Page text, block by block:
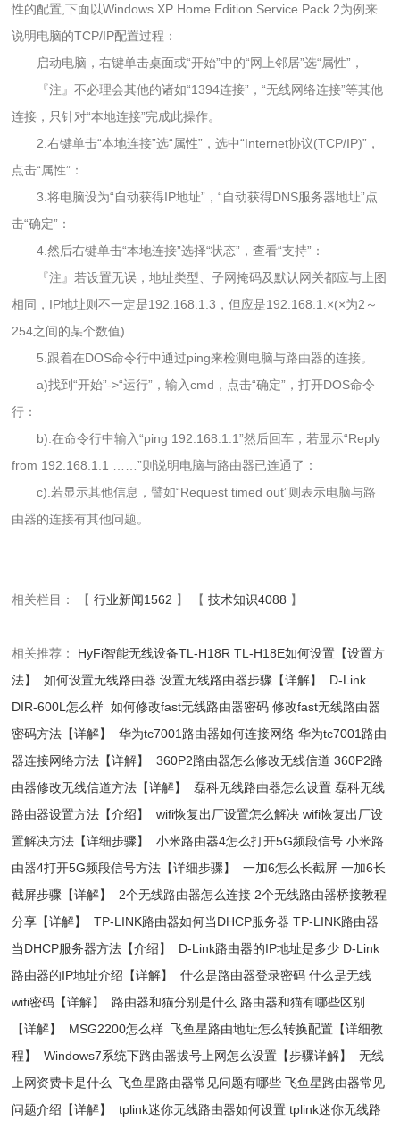
性的配置,下面以Windows XP Home Edition Service Pack 2为例来
说明电脑的TCP/IP配置过程：
启动电脑，右键单击桌面或“开始”中的“网上邻居”选“属性”，
『注』不必理会其他的诸如“1394连接”，“无线网络连接”等其他
连接，只针对“本地连接”完成此操作。
2.右键单击“本地连接”选“属性”，选中“Internet协议(TCP/IP)”，
点击“属性”：
3.将电脑设为“自动获得IP地址”，“自动获得DNS服务器地址”点
击“确定”：
4.然后右键单击“本地连接”选择“状态”，查看“支持”：
『注』若设置无误，地址类型、子网掩码及默认网关都应与上图
相同，IP地址则不一定是192.168.1.3，但应是192.168.1.×(×为2～
254之间的某个数值)
5.跟着在DOS命令行中通过ping来检测电脑与路由器的连接。
a)找到“开始”->“运行”，输入cmd，点击“确定”，打开DOS命令
行：
b).在命令行中输入“ping 192.168.1.1”然后回车，若显示“Reply
from 192.168.1.1 ……”则说明电脑与路由器已连通了：
c).若显示其他信息，譬如“Request timed out”则表示电脑与路
由器的连接有其他问题。
相关栏目： 【 行业新闻1562 】 【 技术知识4088 】
相关推荐： HyFi智能无线设备TL-H18R TL-H18E如何设置【设置方
法】
如何设置无线路由器 设置无线路由器步骤【详解】
D-Link
DIR-600L怎么样 如何修改fast无线路由器密码 修改fast无线路由器
密码方法【详解】
华为tc7001路由器如何连接网络 华为tc7001路由
器连接网络方法【详解】
360P2路由器怎么修改无线信道 360P2路
由器修改无线信道方法【详解】
磊科无线路由器怎么设置 磊科无线
路由器设置方法【介绍】
wifi恢复出厂设置怎么解决 wifi恢复出厂设
置解决方法【详细步骤】
小米路由器4怎么打开5G频段信号 小米路
由器4打开5G频段信号方法【详细步骤】
一加6怎么长截屏 一加6长
截屏步骤【详解】
2个无线路由器怎么连接 2个无线路由器桥接教程
分享【详解】
TP-LINK路由器如何当DHCP服务器 TP-LINK路由器
当DHCP服务器方法【介绍】
D-Link路由器的IP地址是多少 D-Link
路由器的IP地址介绍【详解】
什么是路由器登录密码 什么是无线
wifi密码【详解】
路由器和猫分别是什么 路由器和猫有哪些区别
【详解】
MSG2200怎么样 飞鱼星路由地址怎么转换配置【详细教
程】
Windows7系统下路由器拔号上网怎么设置【步骤详解】
无线
上网资费卡是什么
飞鱼星路由器常见问题有哪些 飞鱼星路由器常见
问题介绍【详解】
tplink迷你无线路由器如何设置 tplink迷你无线路